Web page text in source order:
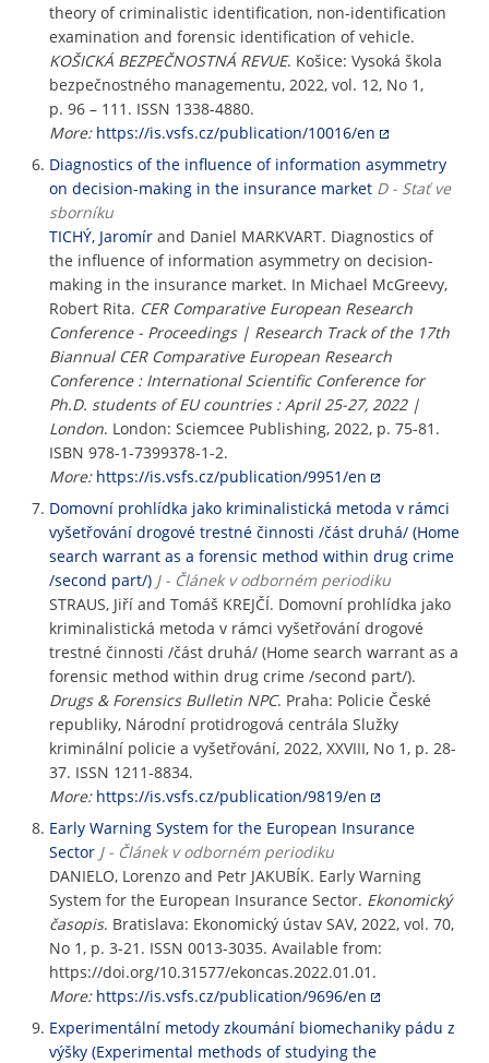
theory of criminalistic identification, non-identification
examination and forensic identification of vehicle.
KOŠICKÁ BEZPEČNOSTNÁ REVUE. Košice: Vysoká škola
bezpečnostného managementu, 2022, vol. 12, No 1,
p. 96 – 111. ISSN 1338-4880.
More: https://is.vsfs.cz/publication/10016/en
Diagnostics of the influence of information asymmetry
on decision-making in the insurance market D - Stať ve
sborníku
TICHÝ, Jaromír and Daniel MARKVART. Diagnostics of
the influence of information asymmetry on decision-
making in the insurance market. In Michael McGreevy,
Robert Rita. CER Comparative European Research
Conference - Proceedings | Research Track of the 17th
Biannual CER Comparative European Research
Conference : International Scientific Conference for
Ph.D. students of EU countries : April 25-27, 2022 |
London. London: Sciemcee Publishing, 2022, p. 75-81.
ISBN 978-1-7399378-1-2.
More: https://is.vsfs.cz/publication/9951/en
Domovní prohlídka jako kriminalistická metoda v rámci
vyšetřování drogové trestné činnosti /část druhá/ (Home
search warrant as a forensic method within drug crime
/second part/) J - Článek v odborném periodiku
STRAUS, Jiří and Tomáš KREJČÍ. Domovní prohlídka jako
kriminalistická metoda v rámci vyšetřování drogové
trestné činnosti /část druhá/ (Home search warrant as a
forensic method within drug crime /second part/).
Drugs & Forensics Bulletin NPC. Praha: Policie České
republiky, Národní protidrogová centrála Služky
kriminální policie a vyšetřování, 2022, XXVIII, No 1, p. 28-
37. ISSN 1211-8834.
More: https://is.vsfs.cz/publication/9819/en
Early Warning System for the European Insurance
Sector J - Článek v odborném periodiku
DANIELO, Lorenzo and Petr JAKUBÍK. Early Warning
System for the European Insurance Sector. Ekonomický
časopis. Bratislava: Ekonomický ústav SAV, 2022, vol. 70,
No 1, p. 3-21. ISSN 0013-3035. Available from:
https://doi.org/10.31577/ekoncas.2022.01.01.
More: https://is.vsfs.cz/publication/9696/en
Experimentální metody zkoumání biomechaniky pádu z
výšky (Experimental methods of studying the